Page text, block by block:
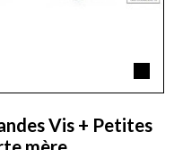
Vis + Petites